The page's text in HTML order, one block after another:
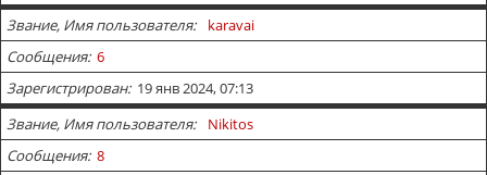
Звание, Имя пользователя
karavai
Сообщения 6
Зарегистрирован 19 янв 2024, 07:13
Звание, Имя пользователя
Nikitos
Сообщения 8